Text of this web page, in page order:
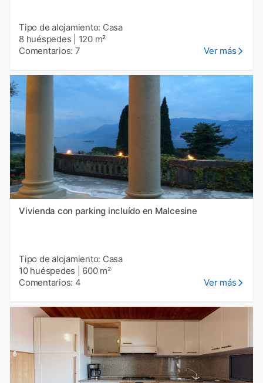
Tipo de alojamiento: Casa
8 huéspedes
120 m²
Comentarios: 7
Ver más
Vivienda con parking incluído en Malcesine
Tipo de alojamiento: Casa
10 huéspedes
600 m²
Comentarios: 4
Ver más